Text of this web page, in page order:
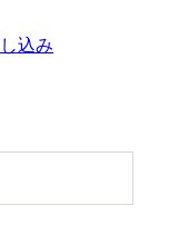
込み